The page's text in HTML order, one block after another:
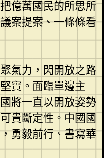
億萬國民的所思所
案提案、一條條看
氣力，閃開放之路
實。面臨單邊主
將一直以開放姿勢
貴斷定性。中國國
勇毅前行、書寫華